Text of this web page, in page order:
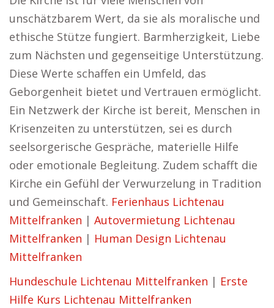
unschätzbarem Wert, da sie als moralische und
ethische Stütze fungiert. Barmherzigkeit, Liebe
zum Nächsten und gegenseitige Unterstützung.
Diese Werte schaffen ein Umfeld, das
Geborgenheit bietet und Vertrauen ermöglicht.
Ein Netzwerk der Kirche ist bereit, Menschen in
Krisenzeiten zu unterstützen, sei es durch
seelsorgerische Gespräche, materielle Hilfe
oder emotionale Begleitung. Zudem schafft die
Kirche ein Gefühl der Verwurzelung in Tradition
und Gemeinschaft. Ferienhaus Lichtenau
Mittelfranken | Autovermietung Lichtenau
Mittelfranken | Human Design Lichtenau
Mittelfranken
Hundeschule Lichtenau Mittelfranken | Erste
Hilfe Kurs Lichtenau Mittelfranken